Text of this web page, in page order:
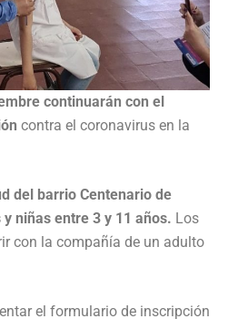
continuarán con el
contra el coronavirus en la
del barrio Centenario de
niñas entre 3 y 11 años. Los
con la compañía de un adulto
el formulario de inscripción